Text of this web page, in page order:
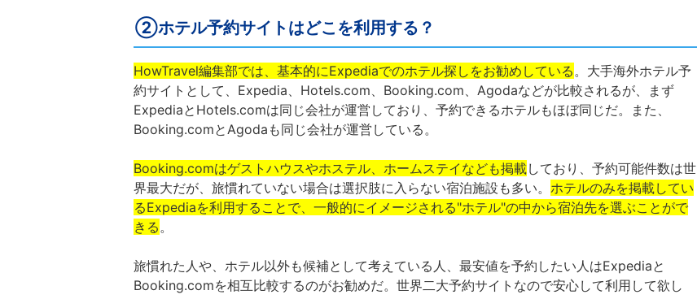
②ホテル予約サイトはどこを利用する？
HowTravel編集部では、基本的にExpediaでのホテル探しをお勧めしている 。大手海外ホテル予
約サイトとして、Expedia、Hotels.com、Booking.com、Agodaなどが比較されるが、まず
ExpediaとHotels.comは同じ会社が運営しており、予約できるホテルもほぼ同じだ。また、
Booking.comとAgodaも同じ会社が運営している。
Booking.comはゲストハウスやホステル、ホームステイなども掲載 しており、予約可能件数は世
界最大だが、旅慣れていない場合は選択肢に入らない宿泊施設も多い。 ホテルのみを掲載してい
るExpediaを利用することで、一般的にイメージされる"ホテル"の中から宿泊先を選ぶことがで
きる 。
旅慣れた人や、ホテル以外も候補として考えている人、最安値を予約したい人はExpediaと
Booking.comを相互比較するのがお勧めだ。世界二大予約サイトなので安心して利用して欲し